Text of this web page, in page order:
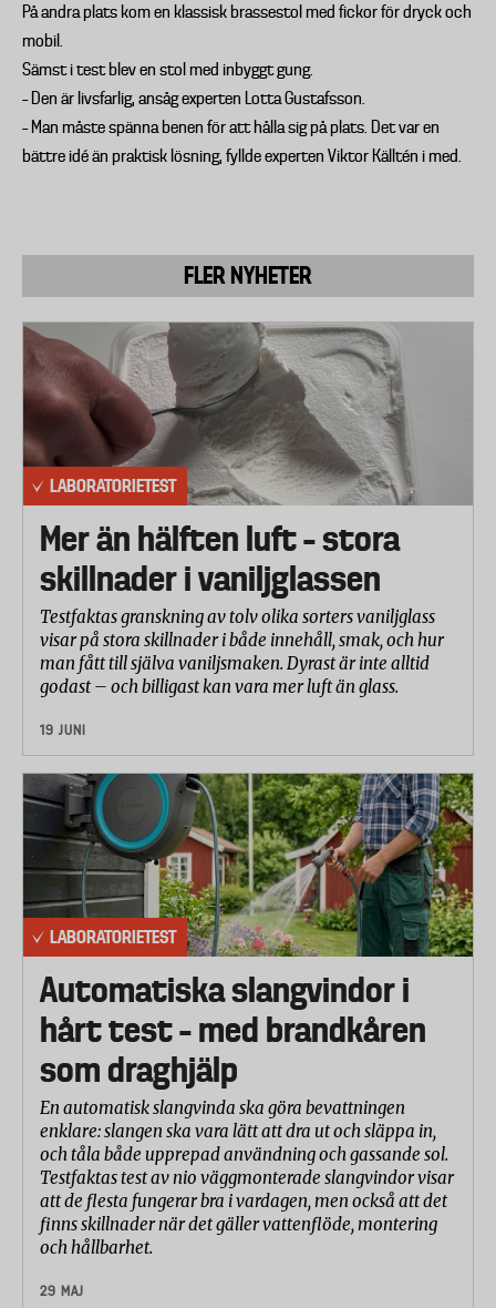
På andra plats kom en klassisk brassestol med fickor för dryck och
mobil.
Sämst i test blev en stol med inbyggt gung.
– Den är livsfarlig, ansåg experten Lotta Gustafsson.
– Man måste spänna benen för att hålla sig på plats. Det var en
bättre idé än praktisk lösning, fyllde experten Viktor Källtén i med.
FLER NYHETER
LABORATORIETEST
Mer än hälften luft – stora
skillnader i vaniljglassen
Testfaktas granskning av tolv olika sorters vaniljglass
visar på stora skillnader i både innehåll, smak, och hur
man fått till själva vaniljsmaken. Dyrast är inte alltid
godast – och billigast kan vara mer luft än glass.
19 JUNI
LABORATORIETEST
Automatiska slangvindor i
hårt test – med brandkåren
som draghjälp
En automatisk slangvinda ska göra bevattningen
enklare: slangen ska vara lätt att dra ut och släppa in,
och tåla både upprepad användning och gassande sol.
Testfaktas test av nio väggmonterade slangvindor visar
att de flesta fungerar bra i vardagen, men också att det
finns skillnader när det gäller vattenflöde, montering
och hållbarhet.
29 MAJ